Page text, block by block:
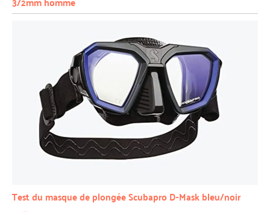
Test du masque de plongée Scubapro D-Mask bleu/noir